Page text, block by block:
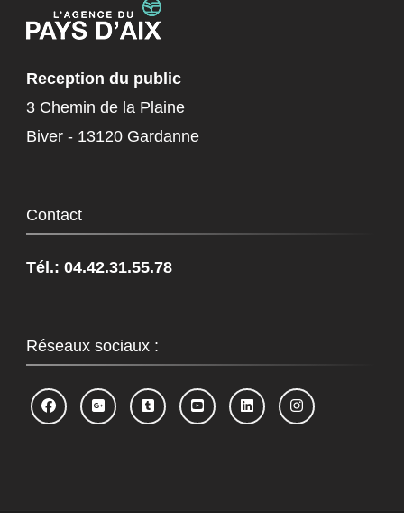
Reception du public
3 Chemin de la Plaine
Biver - 13120 Gardanne
Contact
Tél.: 04.42.31.55.78
Réseaux sociaux :